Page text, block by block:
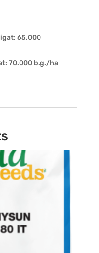
65.000
70.000 b.g./ha